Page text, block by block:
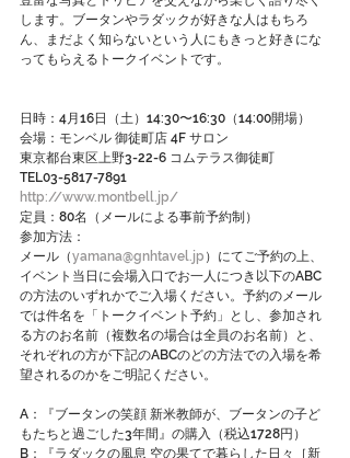
します。ブータンやラダックが好きな人はもちろ
ん、まだよく知らないという人にもきっと好きにな
ってもらえるトークイベントです。
日時：4月16日（土）14:30〜16:30（14:00開場）
会場：モンベル 御徒町店 4F サロン
東京都台東区上野3-22-6 コムテラス御徒町
TEL03-5817-7891
http://www.montbell.jp/
定員：80名（メールによる事前予約制）
参加方法：
メール（yamana@gnhtavel.jp ）にてご予約の上、
イベント当日に会場入口でお一人につき以下のABC
の方法のいずれかでご入場ください。予約のメール
では件名を「トークイベント予約」とし、参加され
る方のお名前（複数名の場合は全員のお名前）と、
それぞれの方が下記のABCのどの方法での入場を希
望されるのかをご明記ください。
A：『ブータンの笑顔 新米教師が、ブータンの子ど
もたちと過ごした3年間』の購入（税込1728円）
B：『ラダックの風息 空の果てで暮らした日々［新